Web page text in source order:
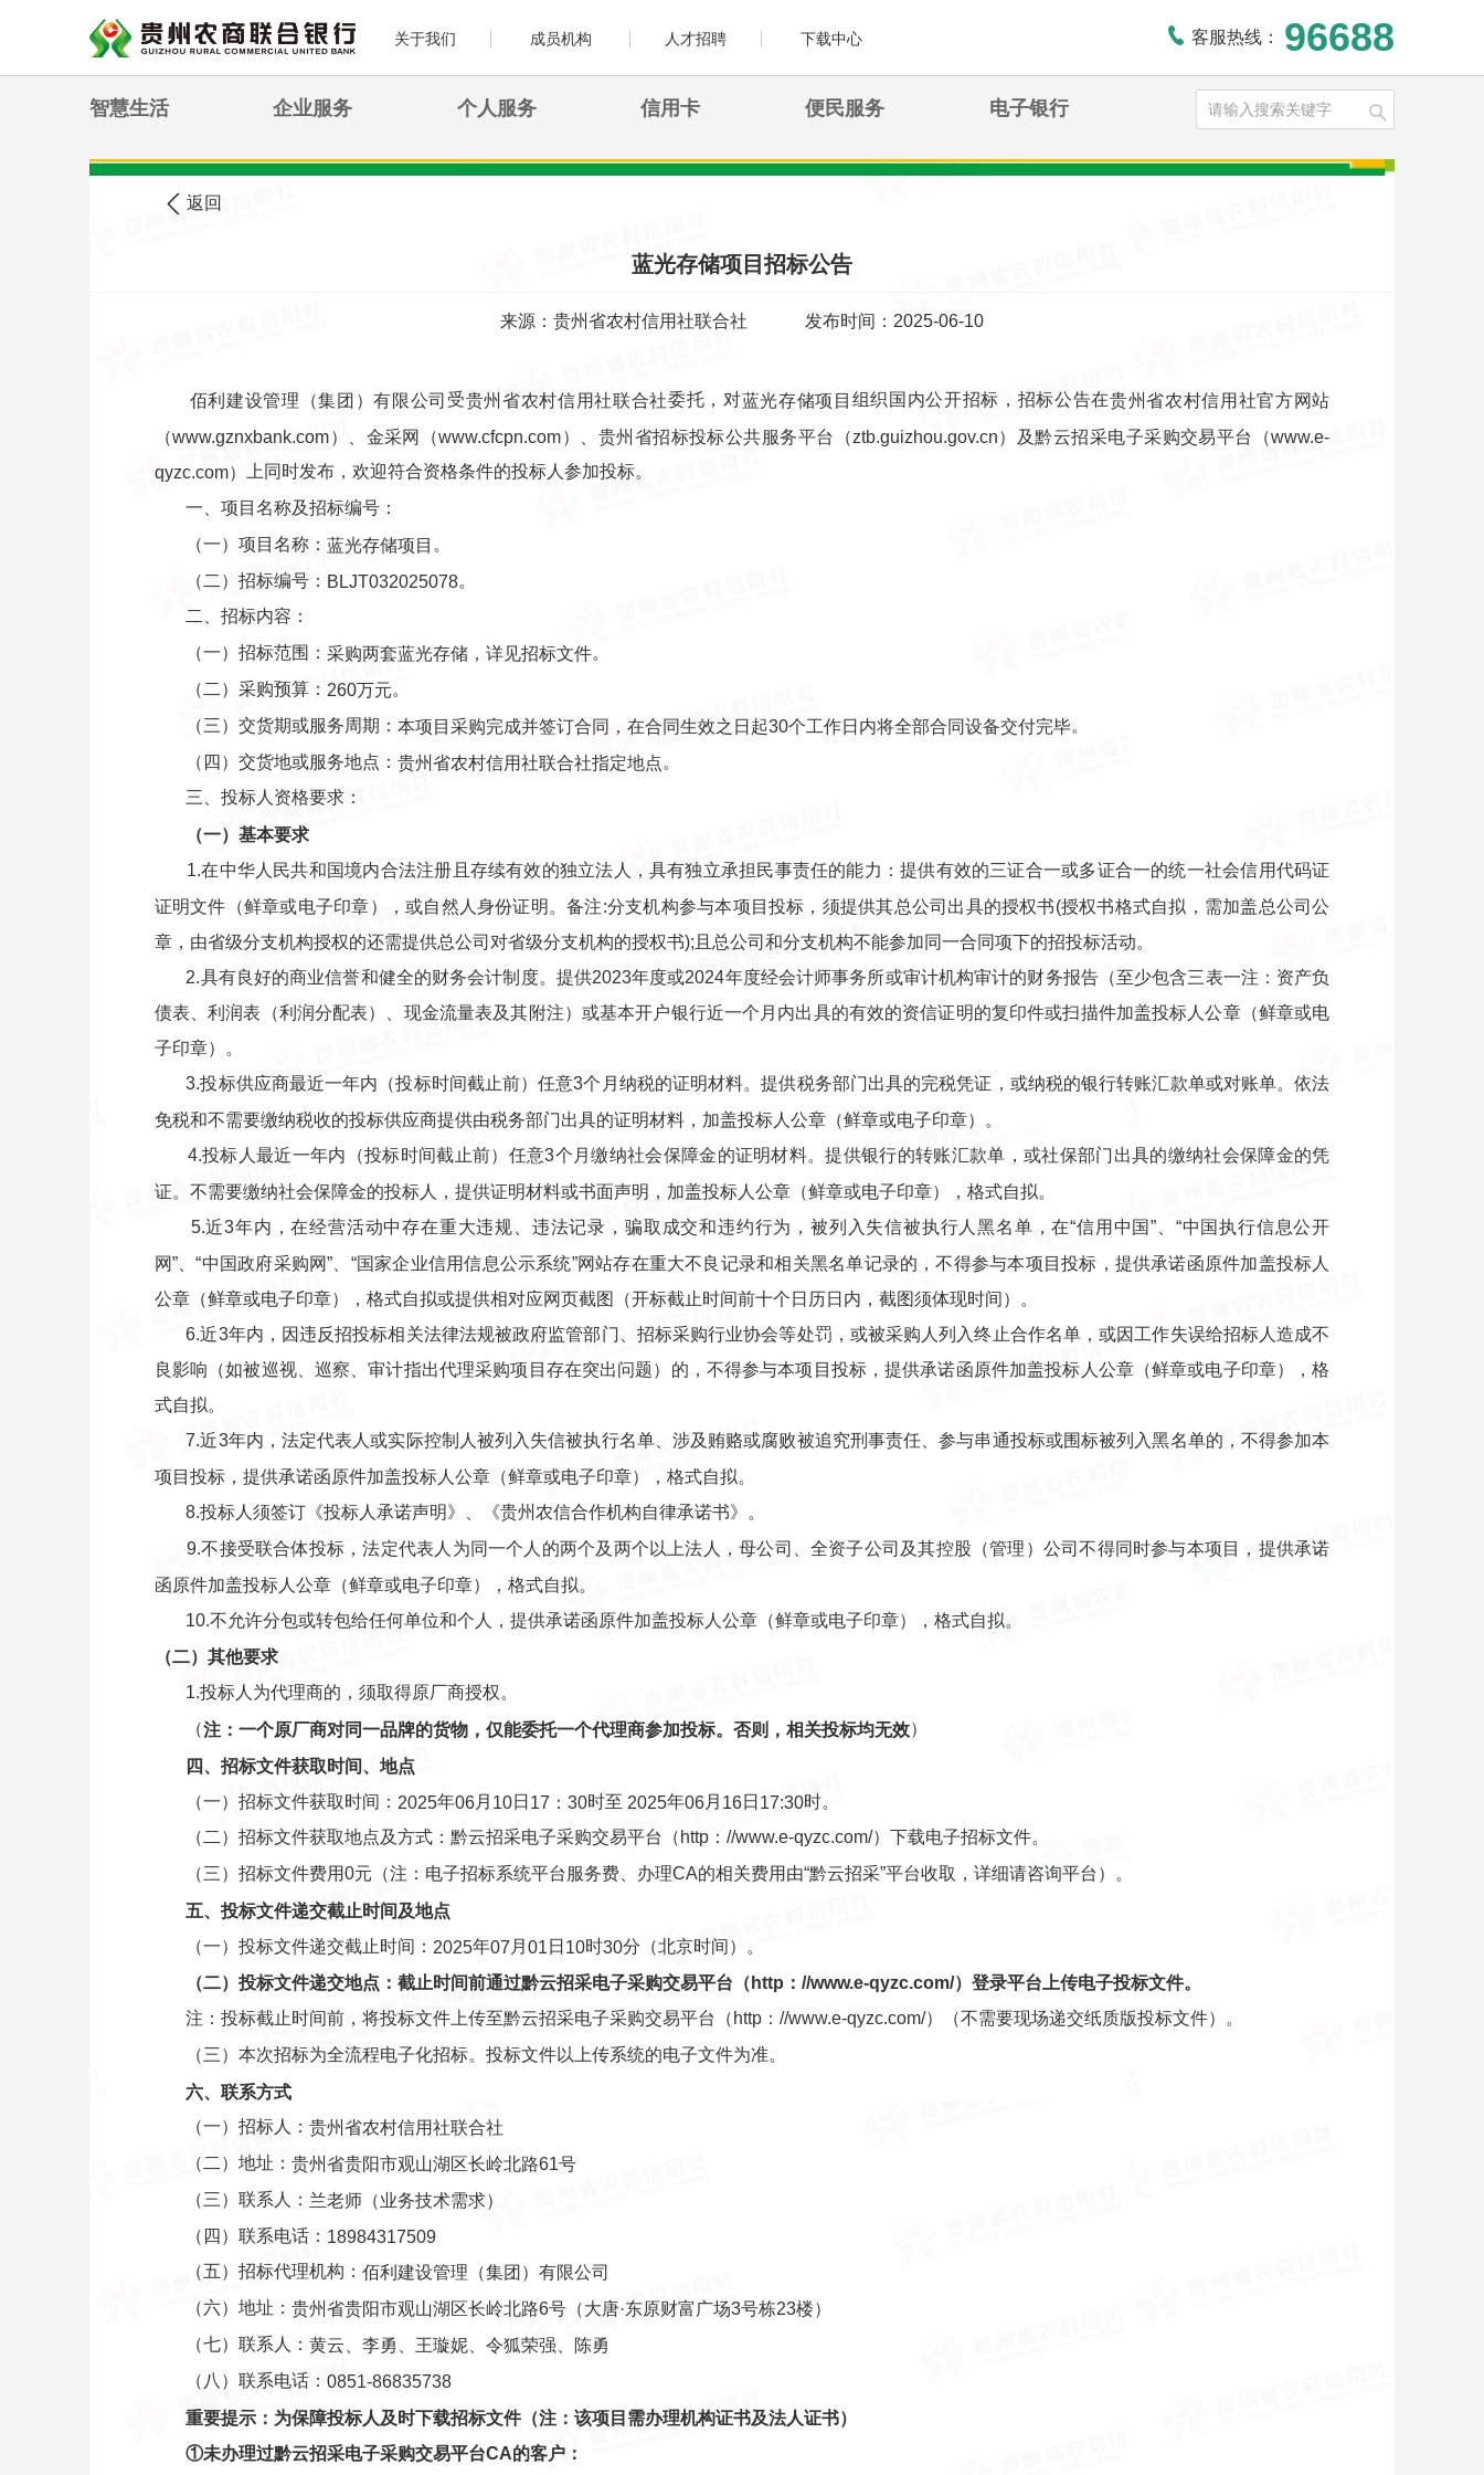
关于我们 成员机构 人才招聘 下载中心 客服热线： 96688
智慧生活 企业服务 个人服务 信用卡 便民服务 电子银行
您现在的位置: 农信公告
返回
蓝光存储项目招标公告
来源：贵州省农村信用社联合社 发布时间：2025-06-10
佰利建设管理（集团）有限公司 受贵州省农村信用社联合社委托，对蓝光存储项目 组织国内公开招标，招标公告在贵州省农村信用社官方网站
（www.gznxbank.com）、金采网（www.cfcpn.com）、贵州省招标投标公共服务平台（ztb.guizhou.gov.cn）
及黔云招采电子采购交易平台（www.e-
qyzc.com）
上同时发布，欢迎符合资格条件的投标人参加投标。
一、项目名称及招标编号：
（一）项目名称： 蓝光存储项目 。
（二）招标编号： BLJT032025078。
二、招标内容：
（一）招标范围： 采购两套蓝光存储， 详见招标文件。
（二）采购预算： 260万元。
（三）交货期或服务周期： 本项目采购完成并签订合同，在合同生效之日起30个工作日内将全部合同设备交付完毕。
（四）交货地或服务地点： 贵州省农村信用社联合社指定地点。
三、投标人资格要求：
（一）基本要求
1.在中华人民共和国境内合法注册且存续有效的独立法人，具有独立承担民事责任的能力：提供有效的三证合一或多证合一的统一社会信用代码证
证明文件（鲜章或电子印章），或自然人身份证明。备注:分支机构参与本项目投标，须提供其总公司出具的授权书(授权书格式自拟，需加盖总公司公
章，由省级分支机构授权的还需提供总公司对省级分支机构的授权书);且总公司和分支机构不能参加同一合同项下的招投标活动。
2.具有良好的商业信誉和健全的财务会计制度。提供2023年度或2024年度经会计师事务所或审计机构审计的财务报告（至少包含三表一注：资产负
债表、利润表（利润分配表）、现金流量表及其附注）或基本开户银行近一个月内出具的有效的资信证明的复印件或扫描件加盖投标人公章（鲜章或电
子印章）。
3.投标供应商最近一年内（投标时间截止前）任意3个月纳税的证明材料。提供税务部门出具的完税凭证，或纳税的银行转账汇款单或对账单。依法
免税和不需要缴纳税收的投标供应商提供由税务部门出具的证明材料，加盖投标人公章（鲜章或电子印章）。
4.投标人最近一年内（投标时间截止前）任意3个月缴纳社会保障金的证明材料。提供银行的转账汇款单，或社保部门出具的缴纳社会保障金的凭
证。不需要缴纳社会保障金的投标人，提供证明材料或书面声明，加盖投标人公章（鲜章或电子印章），格式自拟。
5.近3年内，在经营活动中存在重大违规、违法记录，骗取成交和违约行为，被列入失信被执行人黑名单，在“信用中国”、“中国执行信息公开
网”、“中国政府采购网”、“国家企业信用信息公示系统”网站存在重大不良记录和相关黑名单记录的，不得参与本项目投标，提供承诺函原件加盖投标人
公章（鲜章或电子印章），格式自拟或提供相对应网页截图（开标截止时间前十个日历日内，截图须体现时间）。
6.近3年内，因违反招投标相关法律法规被政府监管部门、招标采购行业协会等处罚，或被采购人列入终止合作名单，或因工作失误给招标人造成不
良影响（如被巡视、巡察、审计指出代理采购项目存在突出问题）的，不得参与本项目投标，提供承诺函原件加盖投标人公章（鲜章或电子印章），格
式自拟。
7.近3年内，法定代表人或实际控制人被列入失信被执行名单、涉及贿赂或腐败被追究刑事责任、参与串通投标或围标被列入黑名单的，不得参加本
项目投标，提供承诺函原件加盖投标人公章（鲜章或电子印章），格式自拟。
8.投标人须签订《投标人承诺声明》、《贵州农信合作机构自律承诺书》。
9.不接受联合体投标，法定代表人为同一个人的两个及两个以上法人，母公司、全资子公司及其控股（管理）公司不得同时参与本项目，提供承诺
函原件加盖投标人公章（鲜章或电子印章），格式自拟。
10.不允许分包或转包给任何单位和个人，提供承诺函原件加盖投标人公章（鲜章或电子印章），格式自拟。
（二）其他要求
1.投标人为代理商的，须取得原厂商授权。
（注： 一个原厂商对同一品牌的货物，仅能委托一个代理商参加投标。 否则， 相关投标均无效）
四、招标文件获取时间、地点
（一）招标文件获取时间： 2025年06月 10日 17：30时至 2025年06月 16日 17:30时。
（二）招标文件获取地点及方式：黔云招采电子采购交易平台（http：//www.e-qyzc.com/）下载电子招标文件。
（三）招标文件费用0元（注：电子招标系统平台服务费、办理CA的相关费用由“黔云招采”平台收取，详细请咨询平台）。
五、投标文件递交截止时间及地点
（一）投标文件递交截止时间： 2025年07 月 01 日 10时30分（北京时间）。
（二） 投标文件递交地点：截止时间前通过黔云招采电子采购交易平台 （http：//www.e-qyzc.com/）登录平台上传电子投标文件。
注：投标截止时间前，将投标文件上传至黔云招采电子采购交易平台（http：//www.e-qyzc.com/）（不需要现场递交纸质版投标文件）。
（三）本次招标为全流程电子化招标。投标文件以上传系统的电子文件为准。
六、 联系方式
（一）招标人： 贵州省农村信用社联合社
（二）地址： 贵州省贵阳市观山湖区长岭北路61号
（三）联系人： 兰老师（业务技术需求）
（四）联系电话： 18984317509
（五）招标代理机构： 佰利建设管理（集团）有限公司
（六）地址： 贵州省贵阳市观山湖区长岭北路6号（大唐·东原财富广场3号栋23楼）
（七）联系人： 黄云、李勇、王璇妮、令狐荣强、陈勇
（八）联系电话： 0851-86835738
重要提示：为保障投标人及时下载招标文件（注：该项目需办理机构证书及法人证书）
①未办理过黔云招采电子采购交易平台CA的客户：